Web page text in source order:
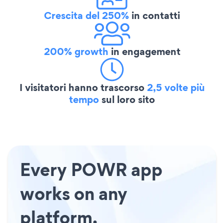
Crescita del 250% in contatti
200% growth in engagement
I visitatori hanno trascorso2,5 volte più
temposul loro sito
Every POWR app
works on any
platform.